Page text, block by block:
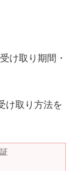
け取り期間・
け取り方法を